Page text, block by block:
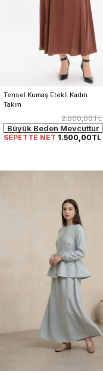
Tensel Kumaş Etekli Kadın
Takım
2.000,00TL
Büyük Beden Mevcuttur
SEPETTE NET 1.500,00TL